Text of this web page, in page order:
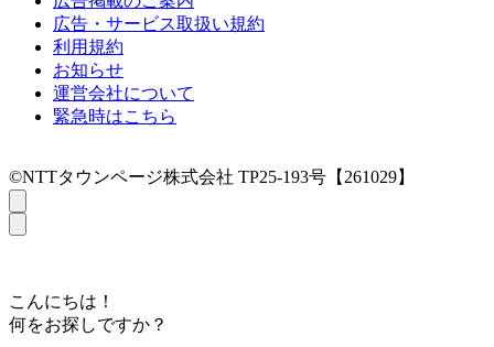
広告・サービス取扱い規約
利用規約
お知らせ
運営会社について
緊急時はこちら
©NTTタウンページ株式会社 TP25-193号【261029】
こんにちは！
何をお探しですか？